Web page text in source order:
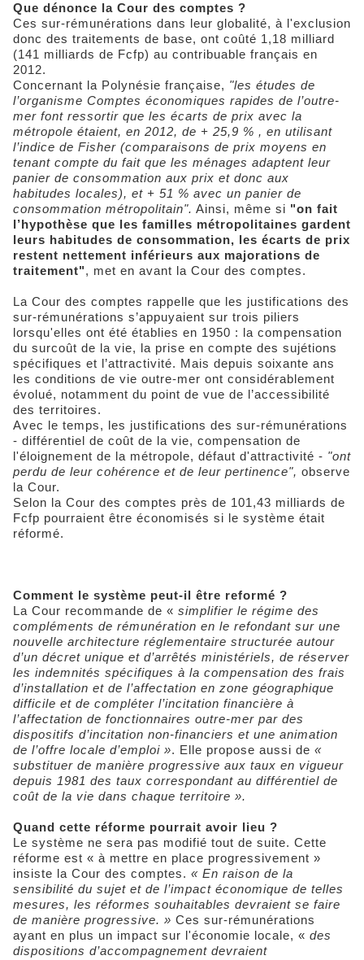
Que dénonce la Cour des comptes ?
Ces sur-rémunérations dans leur globalité, à l'exclusion
donc des traitements de base, ont coûté 1,18 milliard
(141 milliards de Fcfp) au contribuable français en
2012.
Concernant la Polynésie française, "les études de
l’organisme Comptes économiques rapides de l’outre-
mer font ressortir que les écarts de prix avec la
métropole étaient, en 2012, de + 25,9 % , en utilisant
l’indice de Fisher (comparaisons de prix moyens en
tenant compte du fait que les ménages adaptent leur
panier de consommation aux prix et donc aux
habitudes locales), et + 51 % avec un panier de
consommation métropolitain". Ainsi, même si "on fait
l’hypothèse que les familles métropolitaines gardent
leurs habitudes de consommation, les écarts de prix
restent nettement inférieurs aux majorations de
traitement", met en avant la Cour des comptes.
La Cour des comptes rappelle que les justifications des
sur-rémunérations s’appuyaient sur trois piliers
lorsqu'elles ont été établies en 1950 : la compensation
du surcoût de la vie, la prise en compte des sujétions
spécifiques et l’attractivité. Mais depuis soixante ans
les conditions de vie outre-mer ont considérablement
évolué, notamment du point de vue de l’accessibilité
des territoires.
Avec le temps, les justifications des sur-rémunérations
- différentiel de coût de la vie, compensation de
l'éloignement de la métropole, défaut d'attractivité - "ont
perdu de leur cohérence et de leur pertinence", observe
la Cour.
Selon la Cour des comptes près de 101,43 milliards de
Fcfp pourraient être économisés si le système était
réformé.
Comment le système peut-il être reformé ?
La Cour recommande de « simplifier le régime des
compléments de rémunération en le refondant sur une
nouvelle architecture réglementaire structurée autour
d’un décret unique et d’arrêtés ministériels, de réserver
les indemnités spécifiques à la compensation des frais
d’installation et de l’affectation en zone géographique
difficile et de compléter l’incitation financière à
l’affectation de fonctionnaires outre-mer par des
dispositifs d’incitation non-financiers et une animation
de l’offre locale d’emploi ». Elle propose aussi de «
substituer de manière progressive aux taux en vigueur
depuis 1981 des taux correspondant au différentiel de
coût de la vie dans chaque territoire ».
Quand cette réforme pourrait avoir lieu ?
Le système ne sera pas modifié tout de suite. Cette
réforme est « à mettre en place progressivement »
insiste la Cour des comptes. « En raison de la
sensibilité du sujet et de l’impact économique de telles
mesures, les réformes souhaitables devraient se faire
de manière progressive. » Ces sur-rémunérations
ayant en plus un impact sur l'économie locale, « des
dispositions d’accompagnement devraient